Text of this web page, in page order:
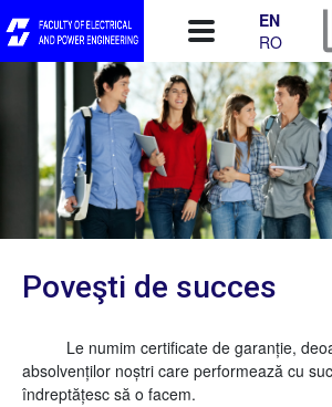
EN
RO
Poveşti de succes
Le numim certificate de garanţie,
absolvenţilor noştri care performează cu
îndreptăţesc să o facem.